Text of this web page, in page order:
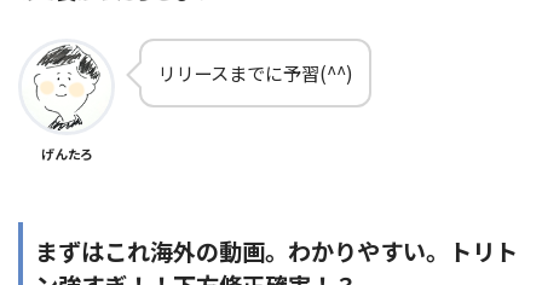
げんたろ
リリースまでに予習(^^)
まずはこれ海外の動画。わかりやすい。トリト